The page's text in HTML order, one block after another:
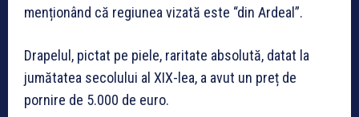
menționând că regiunea vizată este “din Ardeal”.
Drapelul, pictat pe piele, raritate absolută, datat la
jumătatea secolului al XIX-lea, a avut un preț de
pornire de 5.000 de euro.